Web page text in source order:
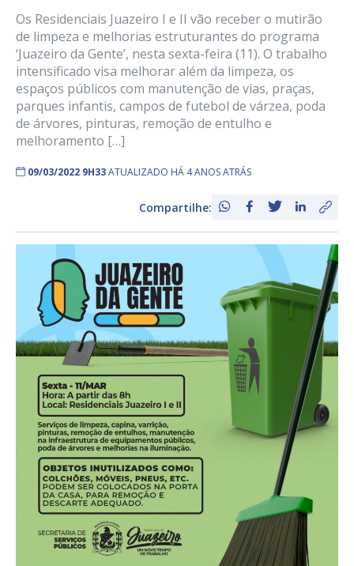
Os Residenciais Juazeiro I e II vão receber o mutirão
de limpeza e melhorias estruturantes do programa
‘Juazeiro da Gente’, nesta sexta-feira (11). O trabalho
intensificado visa melhorar além da limpeza, os
espaços públicos com manutenção de vias, praças,
parques infantis, campos de futebol de várzea, poda
de árvores, pinturas, remoção de entulho e
melhoramento […]
09/03/2022 9H33ATUALIZADO HÁ 4 ANOS ATRÁS
Compartilhe: